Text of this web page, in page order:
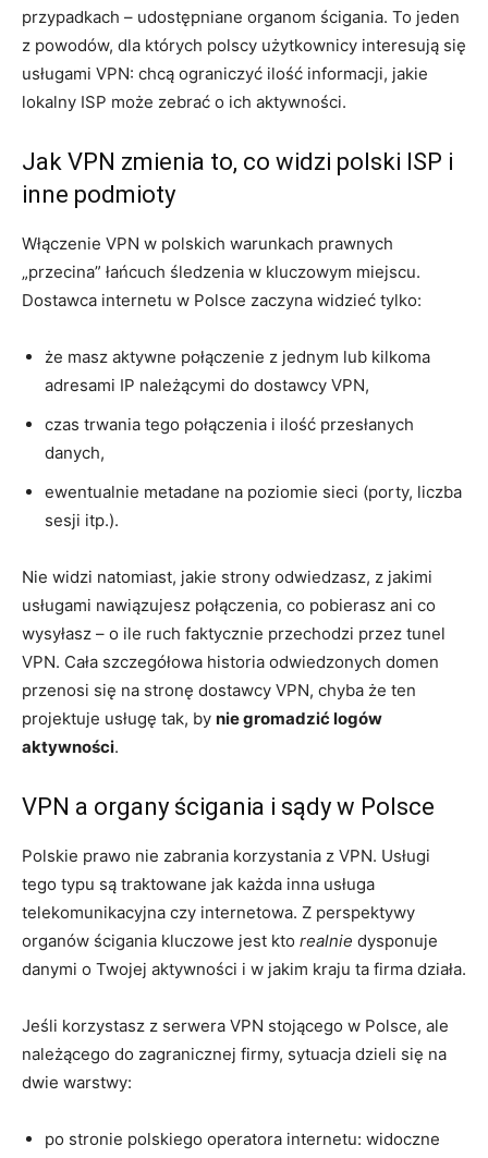
przypadkach – udostępniane organom ścigania. To jeden
z powodów, dla których polscy użytkownicy interesują się
usługami VPN: chcą ograniczyć ilość informacji, jakie
lokalny ISP może zebrać o ich aktywności.
Jak VPN zmienia to, co widzi polski ISP i
inne podmioty
Włączenie VPN w polskich warunkach prawnych
„przecina” łańcuch śledzenia w kluczowym miejscu.
Dostawca internetu w Polsce zaczyna widzieć tylko:
że masz aktywne połączenie z jednym lub kilkoma
adresami IP należącymi do dostawcy VPN,
czas trwania tego połączenia i ilość przesłanych
danych,
ewentualnie metadane na poziomie sieci (porty, liczba
sesji itp.).
Nie widzi natomiast, jakie strony odwiedzasz, z jakimi
usługami nawiązujesz połączenia, co pobierasz ani co
wysyłasz – o ile ruch faktycznie przechodzi przez tunel
VPN. Cała szczegółowa historia odwiedzonych domen
przenosi się na stronę dostawcy VPN, chyba że ten
projektuje usługę tak, by nie gromadzić logów
aktywności.
VPN a organy ścigania i sądy w Polsce
Polskie prawo nie zabrania korzystania z VPN. Usługi
tego typu są traktowane jak każda inna usługa
telekomunikacyjna czy internetowa. Z perspektywy
organów ścigania kluczowe jest kto realnie dysponuje
danymi o Twojej aktywności i w jakim kraju ta firma działa.
Jeśli korzystasz z serwera VPN stojącego w Polsce, ale
należącego do zagranicznej firmy, sytuacja dzieli się na
dwie warstwy:
po stronie polskiego operatora internetu: widoczne